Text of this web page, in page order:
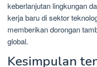
keberlanjutan lingkungan
kerja baru di sektor
memberikan dorongan
global.
Kesimpulan